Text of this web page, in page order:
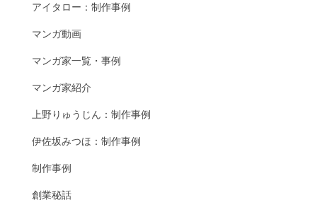
アイタロー：制作事例
マンガ動画
マンガ家一覧・事例
マンガ家紹介
上野りゅうじん：制作事例
伊佐坂みつほ：制作事例
制作事例
創業秘話